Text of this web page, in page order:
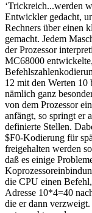
‘Trickreich...werden
Entwickler gedacht,
Rechners über einen
gemacht. Jedem
der Prozessor
MC68000
12 mit den Werten 10
nämlich ganz
von dem Prozessor
anfängt, so springt er
definierte Stellen.
$F0-Kodierung für
freigehalten werden
daß es einige
die CPU einen
Adresse 10*4=40
die er dann